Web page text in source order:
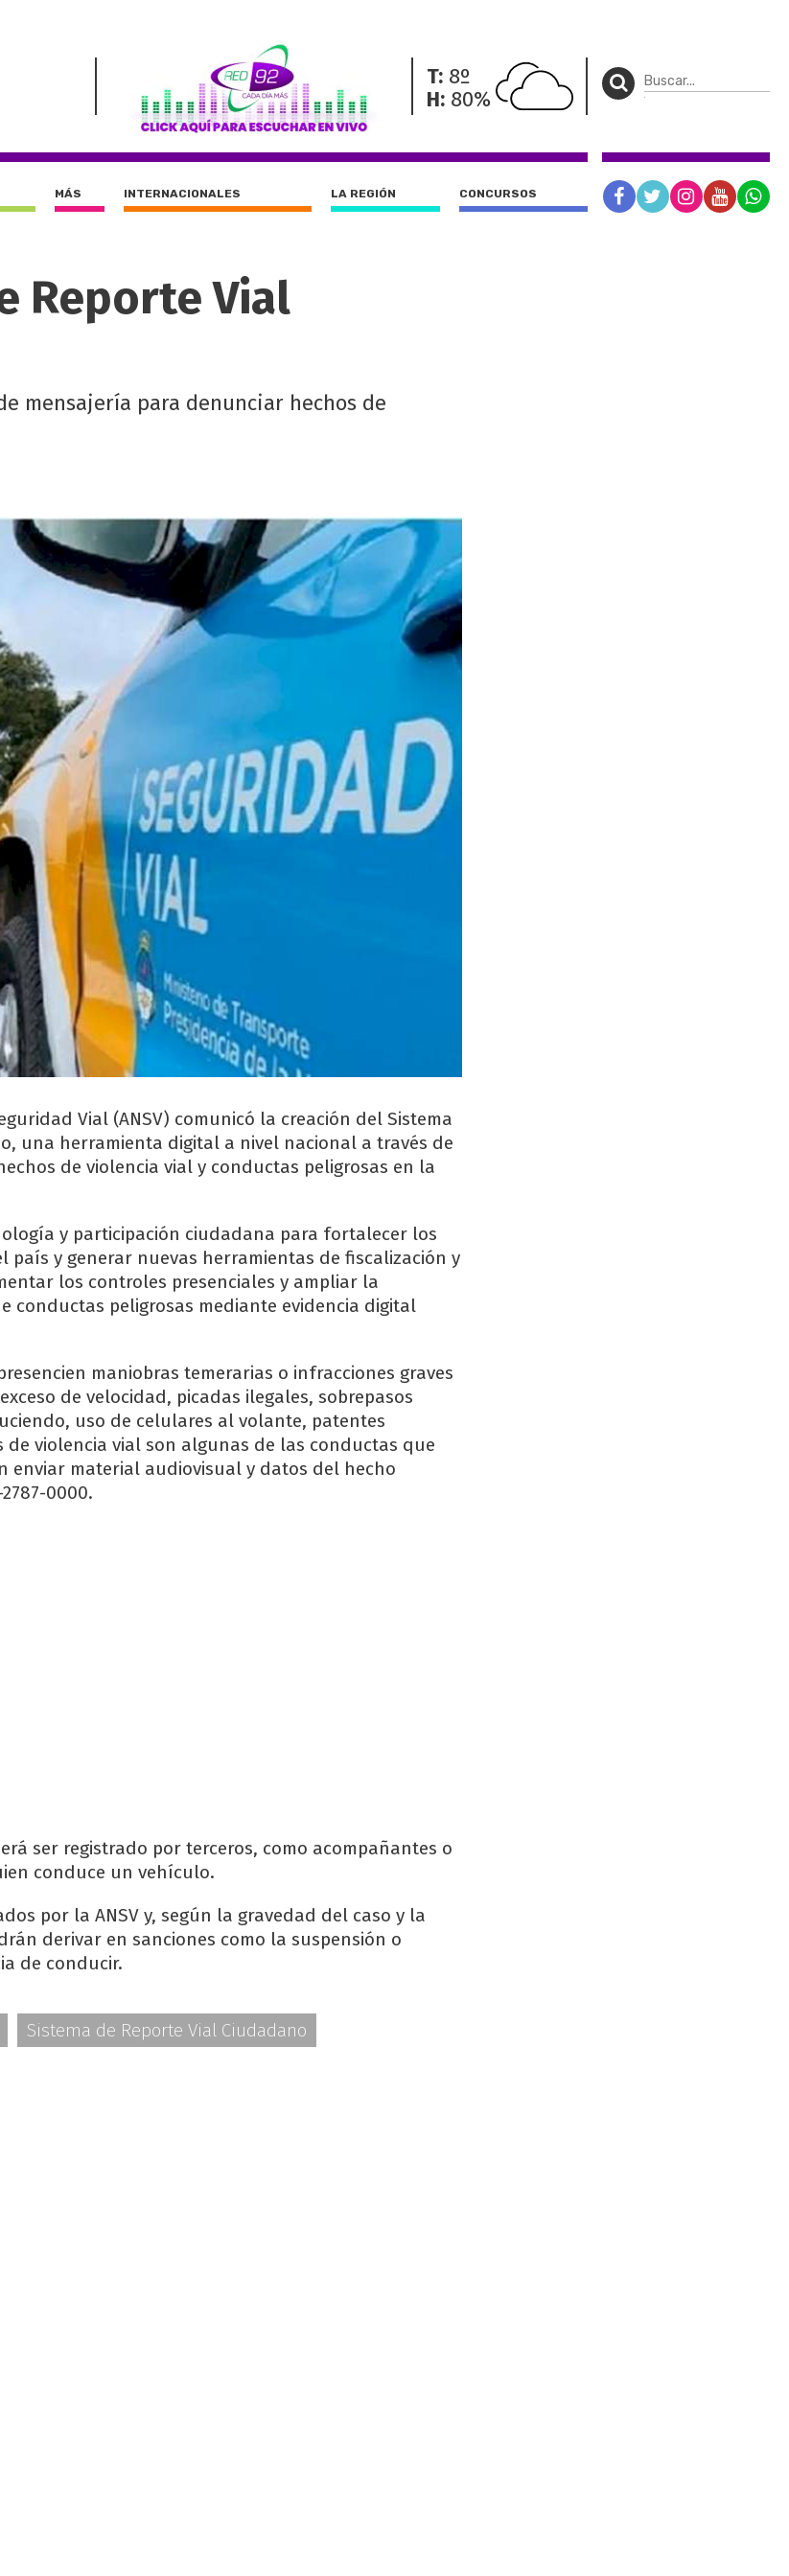
T: 8º
H: 80%
MÁS INTERNACIONALES LA REGIÓN CONCURSOS
Reporte Vial
mensajería para denunciar hechos de
Vial (ANSV) comunicó la creación del Sistema
una herramienta digital a nivel nacional a través de
de violencia vial y conductas peligrosas en la
y participación ciudadana para fortalecer los
país y generar nuevas herramientas de fiscalización y
los controles presenciales y ampliar la
conductas peligrosas mediante evidencia digital
maniobras temerarias o infracciones graves
de velocidad, picadas ilegales, sobrepasos
uso de celulares al volante, patentes
violencia vial son algunas de las conductas que
enviar material audiovisual y datos del hecho
0000.
ser registrado por terceros, como acompañantes o
conduce un vehículo.
por la ANSV y, según la gravedad del caso y la
derivar en sanciones como la suspensión o
de conducir.
Sistema de Reporte Vial Ciudadano